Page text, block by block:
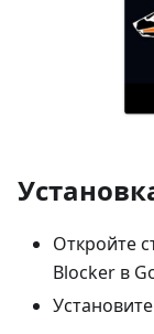
Откройте
Blocker в